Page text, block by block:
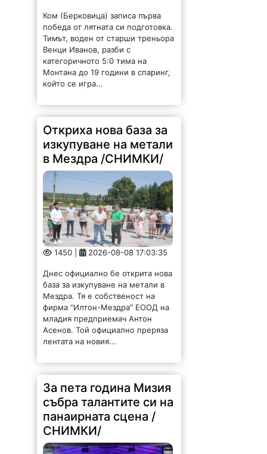
Ком (Берковица) записа първа
победа от лятната си подготовка.
Тимът, воден от старши треньора
Венци Иванов, разби с
категоричното 5:0 тима на
Монтана до 19 години в спаринг,
който се игра...
Откриха нова база за
изкупуване на метали
в Мездра /СНИМКИ/
1450 | 2026-08-08 17:03:35
Днес официално бе открита нова
база за изкупуване на метали в
Мездра. Тя е собственост на
фирма "Илтон-Мездра" ЕООД на
младия предприемач Антон
Асенов. Той официално преряза
лентата на новия...
За пета година Мизия
събра талантите си на
панаирната сцена /
СНИМКИ/